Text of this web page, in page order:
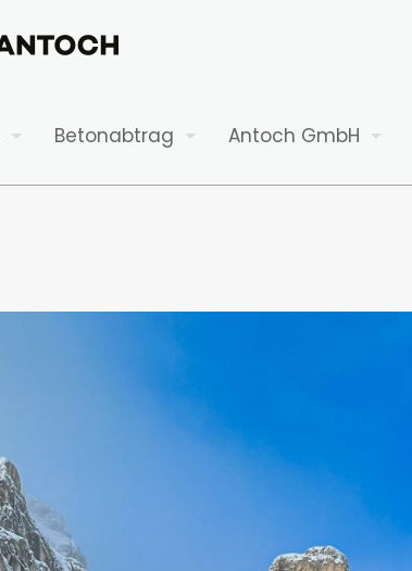
Betonabtrag Antoch GmbH